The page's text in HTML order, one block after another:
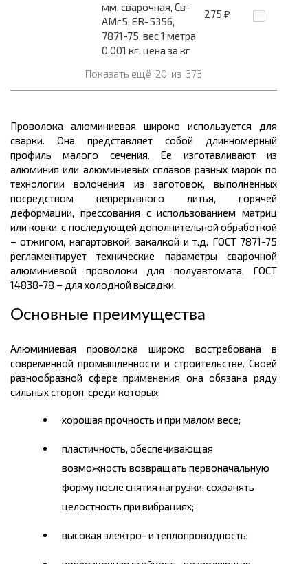
мм, сварочная, Св-
АМг5, ER-5356,
7871-75, вес 1 метра
0.001 кг, цена за кг
275 ₽
Показать ещё 20 из 373
Проволока алюминиевая широко используется для
сварки. Она представляет собой длинномерный
профиль малого сечения. Ее изготавливают из
алюминия или алюминиевых сплавов разных марок по
технологии волочения из заготовок, выполненных
посредством непрерывного литья, горячей
деформации, прессования с использованием матриц
или ковки, с последующей дополнительной обработкой
– отжигом, нагартовкой, закалкой и т.д. ГОСТ 7871-75
регламентирует технические параметры сварочной
алюминиевой проволоки для полуавтомата, ГОСТ
14838-78 – для холодной высадки.
Основные преимущества
Алюминиевая проволока широко востребована в
современной промышленности и строительстве. Своей
разнообразной сфере применения она обязана ряду
сильных сторон, среди которых:
хорошая прочность и при малом весе;
пластичность, обеспечивающая
возможность возвращать первоначальную
форму после снятия нагрузки, сохранять
целостность при вибрациях;
высокая электро- и теплопроводность;